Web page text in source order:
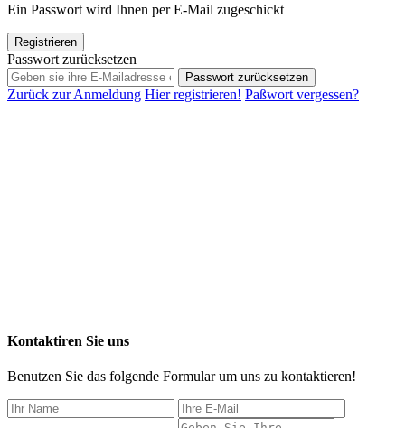
Ein Passwort wird Ihnen per E-Mail zugeschickt
Registrieren
Passwort zurücksetzen
Passwort zurücksetzen
Zurück zur Anmeldung Hier registrieren! Paßwort vergessen?
Kontaktiren Sie uns
Benutzen Sie das folgende Formular um uns zu kontaktieren!